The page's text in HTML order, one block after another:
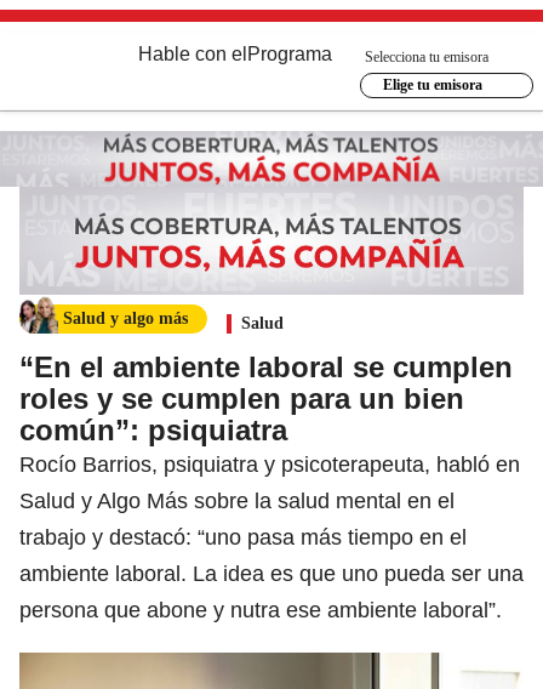
Hable con el Programa
Selecciona tu emisora
Elige tu emisora
Salud y algo más Salud
“En el ambiente laboral se cumplen
roles y se cumplen para un bien
común”: psiquiatra
Rocío Barrios, psiquiatra y psicoterapeuta, habló en
Salud y Algo Más sobre la salud mental en el
trabajo y destacó: “uno pasa más tiempo en el
ambiente laboral. La idea es que uno pueda ser una
persona que abone y nutra ese ambiente laboral”.